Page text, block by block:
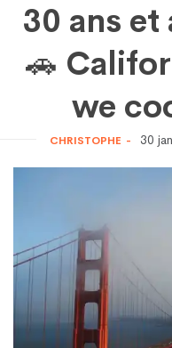
30 ans
🚗
we
CHRISTOPHE 30